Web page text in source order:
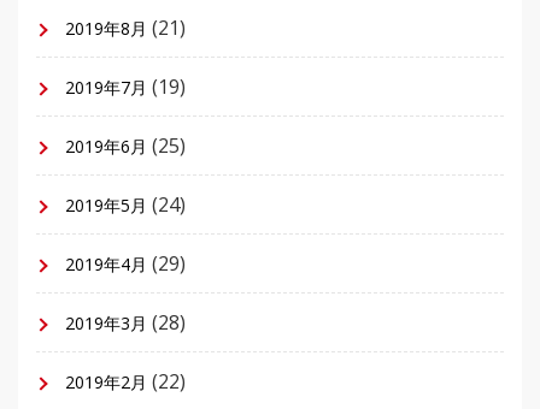
2019年8月 (21)
2019年7月 (19)
2019年6月 (25)
2019年5月 (24)
2019年4月 (29)
2019年3月 (28)
2019年2月 (22)